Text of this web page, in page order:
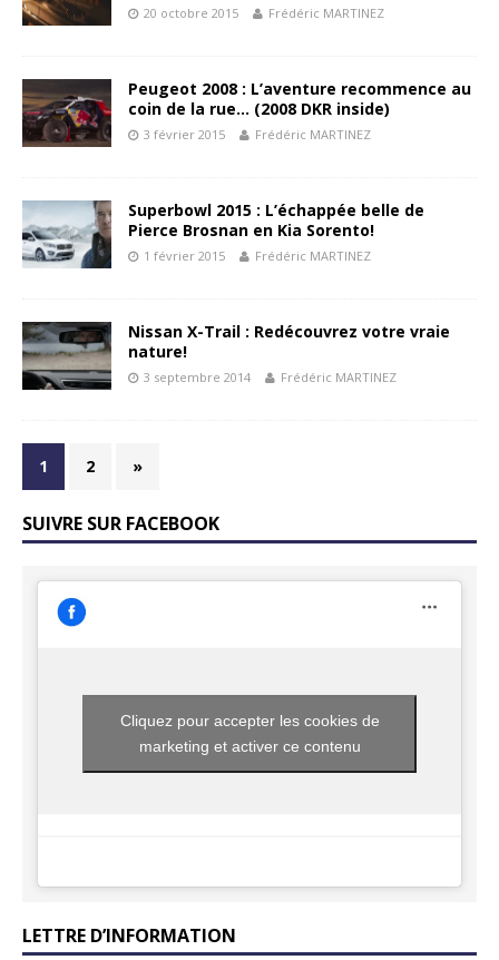
20 octobre 2015 Frédéric MARTINEZ
Peugeot 2008 : L’aventure recommence au
coin de la rue… (2008 DKR inside)
3 février 2015 Frédéric MARTINEZ
Superbowl 2015 : L’échappée belle de
Pierce Brosnan en Kia Sorento!
1 février 2015 Frédéric MARTINEZ
Nissan X-Trail : Redécouvrez votre vraie
nature!
3 septembre 2014 Frédéric MARTINEZ
1 2 »
SUIVRE SUR FACEBOOK
Cliquez pour accepter les cookies de
marketing et activer ce contenu
LETTRE D’INFORMATION